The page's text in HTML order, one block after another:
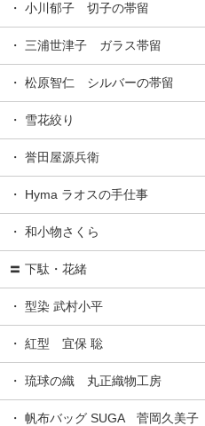
・ 小川郁子 切子の帯留
・ 三浦世津子 ガラス帯留
・ 松原智仁 シルバーの帯留
・ 雪花絞り
・ 誉田屋源兵衛
・ Hyma ラオスの手仕事
・ 和小物さくら
〓 下駄・花緒
・ 型染 武村小平
・ 紅型 宜保 聡
・ 琉球の織 丸正織物工房
・ 帆布バッグ SUGA 菅岡久美子